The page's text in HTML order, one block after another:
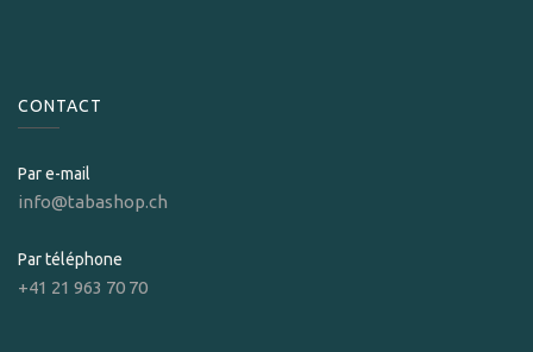
CONTACT
Par e-mail
info@tabashop.ch
Par téléphone
+41 21 963 70 70